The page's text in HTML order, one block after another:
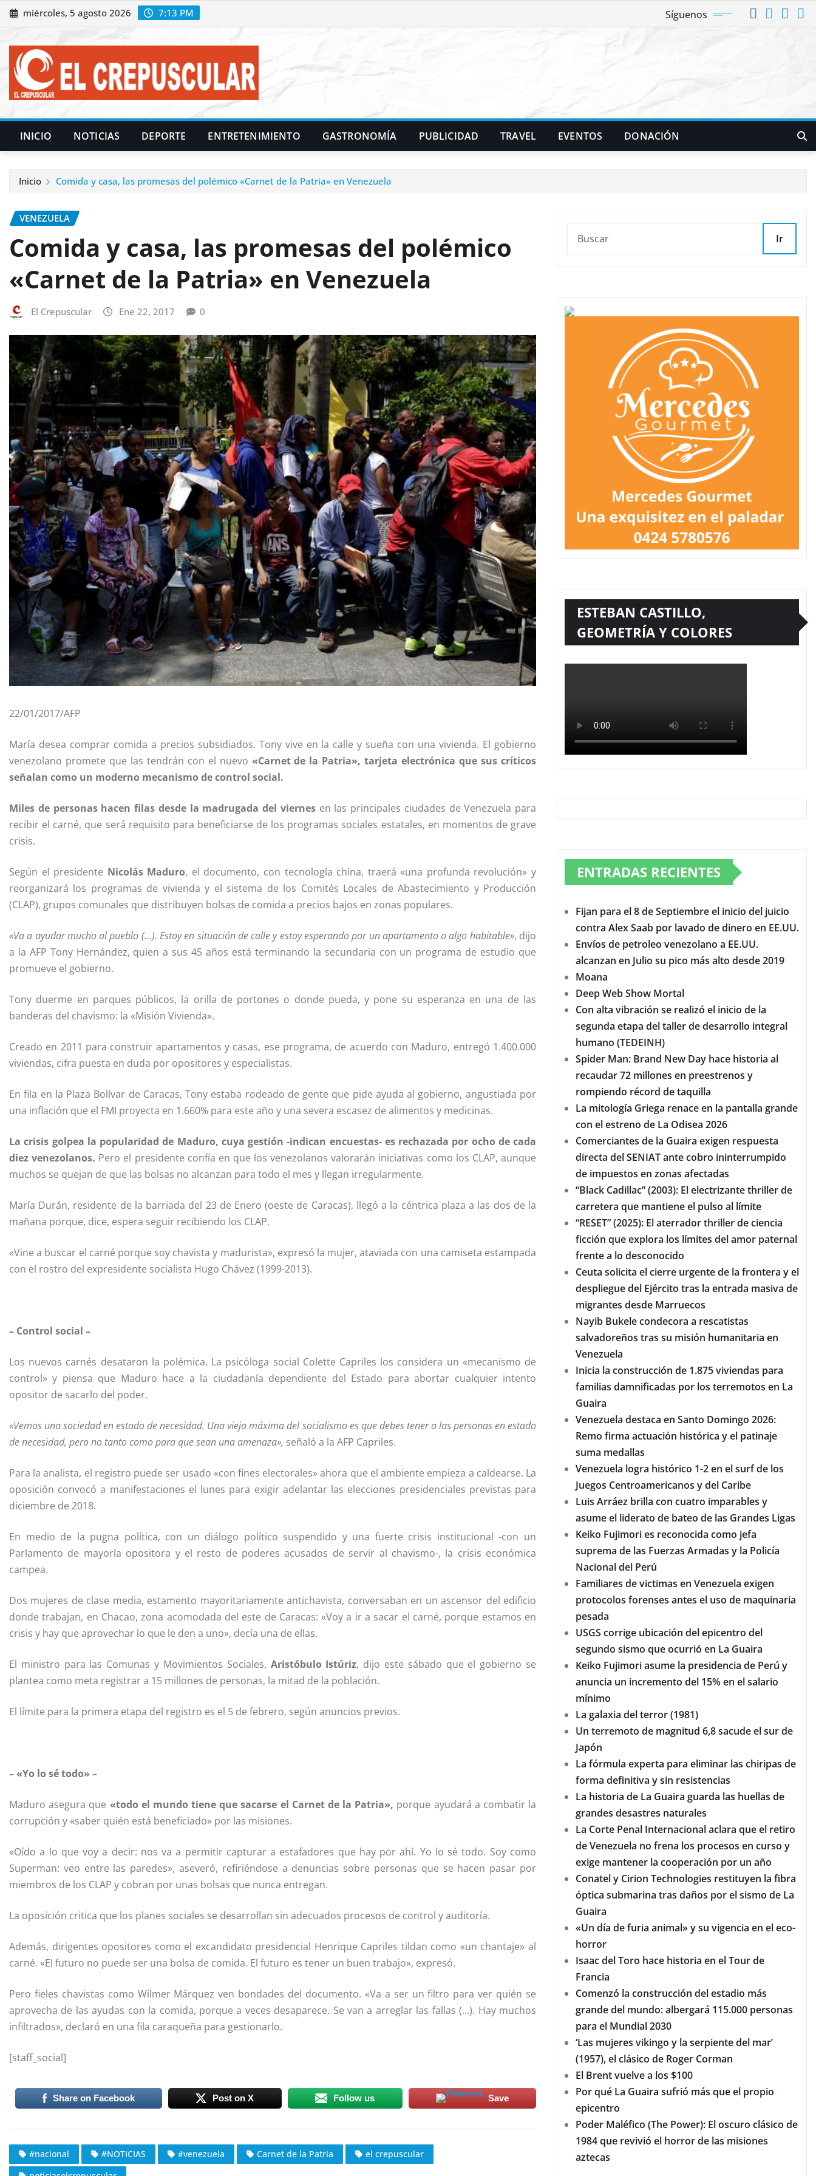
Saltar
al
miércoles, 5 agosto 2026 7:13 PM Síguenos
INICIO NOTICIAS DEPORTE ENTRETENIMIENTO GASTRONOMÍA PUBLICIDAD TRAVEL EVENTOS DONACIÓN
Inicio Comida y casa, las promesas del polémico «Carnet de la Patria» en Venezuela
VENEZUELA
Comida y casa, las promesas del polémico
«Carnet de la Patria» en Venezuela
El Crepuscular Ene 22, 2017 0
22/01/2017/AFP
María desea comprar comida a precios subsidiados. Tony vive en la calle y sueña con una vivienda. El gobierno
venezolano promete que las tendrán con el nuevo «Carnet de la Patria», tarjeta electrónica que sus críticos
señalan como un moderno mecanismo de control social.
Miles de personas hacen filas desde la madrugada del viernes en las principales ciudades de Venezuela para
recibir el carné, que será requisito para beneficiarse de los programas sociales estatales, en momentos de grave
crisis.
Según el presidente Nicolás Maduro, el documento, con tecnología china, traerá «una profunda revolución» y
reorganizará los programas de vivienda y el sistema de los Comités Locales de Abastecimiento y Producción
(CLAP), grupos comunales que distribuyen bolsas de comida a precios bajos en zonas populares.
«Va a ayudar mucho al pueblo (…). Estoy en situación de calle y estoy esperando por un apartamento o algo habitable», dijo
a la AFP Tony Hernández, quien a sus 45 años está terminando la secundaria con un programa de estudio que
promueve el gobierno.
Tony duerme en parques públicos, la orilla de portones o donde pueda, y pone su esperanza en una de las
banderas del chavismo: la «Misión Vivienda».
Creado en 2011 para construir apartamentos y casas, ese programa, de acuerdo con Maduro, entregó 1.400.000
viviendas, cifra puesta en duda por opositores y especialistas.
En fila en la Plaza Bolívar de Caracas, Tony estaba rodeado de gente que pide ayuda al gobierno, angustiada por
una inflación que el FMI proyecta en 1.660% para este año y una severa escasez de alimentos y medicinas.
La crisis golpea la popularidad de Maduro, cuya gestión -indican encuestas- es rechazada por ocho de cada
diez venezolanos. Pero el presidente confía en que los venezolanos valorarán iniciativas como los CLAP, aunque
muchos se quejan de que las bolsas no alcanzan para todo el mes y llegan irregularmente.
María Durán, residente de la barriada del 23 de Enero (oeste de Caracas), llegó a la céntrica plaza a las dos de la
mañana porque, dice, espera seguir recibiendo los CLAP.
«Vine a buscar el carné porque soy chavista y madurista», expresó la mujer, ataviada con una camiseta estampada
con el rostro del expresidente socialista Hugo Chávez (1999-2013).
– Control social –
Los nuevos carnés desataron la polémica. La psicóloga social Colette Capriles los considera un «mecanismo de
control» y piensa que Maduro hace a la ciudadanía dependiente del Estado para abortar cualquier intento
opositor de sacarlo del poder.
«Vemos una sociedad en estado de necesidad. Una vieja máxima del socialismo es que debes tener a las personas en estado
de necesidad, pero no tanto como para que sean una amenaza», señaló a la AFP Capriles.
Para la analista, el registro puede ser usado «con fines electorales» ahora que el ambiente empieza a caldearse. La
oposición convocó a manifestaciones el lunes para exigir adelantar las elecciones presidenciales previstas para
diciembre de 2018.
En medio de la pugna política, con un diálogo político suspendido y una fuerte crisis institucional -con un
Parlamento de mayoría opositora y el resto de poderes acusados de servir al chavismo-, la crisis económica
campea.
Dos mujeres de clase media, estamento mayoritariamente antichavista, conversaban en un ascensor del edificio
donde trabajan, en Chacao, zona acomodada del este de Caracas: «Voy a ir a sacar el carné, porque estamos en
crisis y hay que aprovechar lo que le den a uno», decía una de ellas.
El ministro para las Comunas y Movimientos Sociales, Aristóbulo Istúriz, dijo este sábado que el gobierno se
plantea como meta registrar a 15 millones de personas, la mitad de la población.
El límite para la primera etapa del registro es el 5 de febrero, según anuncios previos.
– «Yo lo sé todo» –
Maduro asegura que «todo el mundo tiene que sacarse el Carnet de la Patria», porque ayudará a combatir la
corrupción y «saber quién está beneficiado» por las misiones.
«Oído a lo que voy a decir: nos va a permitir capturar a estafadores que hay por ahí. Yo lo sé todo. Soy como
Superman: veo entre las paredes», aseveró, refiriéndose a denuncias sobre personas que se hacen pasar por
miembros de los CLAP y cobran por unas bolsas que nunca entregan.
La oposición critica que los planes sociales se desarrollan sin adecuados procesos de control y auditoría.
Además, dirigentes opositores como el excandidato presidencial Henrique Capriles tildan como «un chantaje» al
carné. «El futuro no puede ser una bolsa de comida. El futuro es tener un buen trabajo», expresó.
Pero fieles chavistas como Wilmer Márquez ven bondades del documento. «Va a ser un filtro para ver quién se
aprovecha de las ayudas con la comida, porque a veces desaparece. Se van a arreglar las fallas (…). Hay muchos
infiltrados», declaró en una fila caraqueña para gestionarlo.
[staff_social]
Share on Facebook Post on X Follow us Save
#nacional #NOTICIAS #venezuela Carnet de la Patria
el crepuscular
Ir
ESTEBAN CASTILLO,
GEOMETRÍA Y COLORES
ENTRADAS RECIENTES
Fijan para el 8 de Septiembre el inicio del juicio
contra Alex Saab por lavado de dinero en EE.UU.
Envíos de petroleo venezolano a EE.UU.
alcanzan en Julio su pico más alto desde 2019
Moana
Deep Web Show Mortal
Con alta vibración se realizó el inicio de la
segunda etapa del taller de desarrollo integral
humano (TEDEINH)
Spider Man: Brand New Day hace historia al
recaudar 72 millones en preestrenos y
rompiendo récord de taquilla
La mitología Griega renace en la pantalla grande
con el estreno de La Odisea 2026
Comerciantes de la Guaira exigen respuesta
directa del SENIAT ante cobro ininterrumpido
de impuestos en zonas afectadas
“Black Cadillac” (2003): El electrizante thriller de
carretera que mantiene el pulso al límite
“RESET” (2025): El aterrador thriller de ciencia
ficción que explora los límites del amor paternal
frente a lo desconocido
Ceuta solicita el cierre urgente de la frontera y el
despliegue del Ejército tras la entrada masiva de
migrantes desde Marruecos
Nayib Bukele condecora a rescatistas
salvadoreños tras su misión humanitaria en
Venezuela
Inicia la construcción de 1.875 viviendas para
familias damnificadas por los terremotos en La
Guaira
Venezuela destaca en Santo Domingo 2026:
Remo firma actuación histórica y el patinaje
suma medallas
Venezuela logra histórico 1-2 en el surf de los
Juegos Centroamericanos y del Caribe
Luis Arráez brilla con cuatro imparables y
asume el liderato de bateo de las Grandes Ligas
Keiko Fujimori es reconocida como jefa
suprema de las Fuerzas Armadas y la Policía
Nacional del Perú
Familiares de victimas en Venezuela exigen
protocolos forenses antes el uso de maquinaria
pesada
USGS corrige ubicación del epicentro del
segundo sismo que ocurrió en La Guaira
Keiko Fujimori asume la presidencia de Perú y
anuncia un incremento del 15% en el salario
mínimo
La galaxia del terror (1981)
Un terremoto de magnitud 6,8 sacude el sur de
Japón
La fórmula experta para eliminar las chiripas de
forma definitiva y sin resistencias
La historia de La Guaira guarda las huellas de
grandes desastres naturales
La Corte Penal Internacional aclara que el retiro
de Venezuela no frena los procesos en curso y
exige mantener la cooperación por un año
Conatel y Cirion Technologies restituyen la fibra
óptica submarina tras daños por el sismo de La
Guaira
«Un día de furia animal» y su vigencia en el eco-
horror
Isaac del Toro hace historia en el Tour de
Francia
Comenzó la construcción del estadio más
grande del mundo: albergará 115.000 personas
para el Mundial 2030
‘Las mujeres vikingo y la serpiente del mar’
(1957), el clásico de Roger Corman
El Brent vuelve a los $100
Por qué La Guaira sufrió más que el propio
epicentro
Poder Maléfico (The Power): El oscuro clásico de
1984 que revivió el horror de las misiones
aztecas